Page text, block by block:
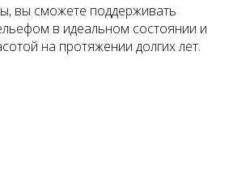
вы сможете поддерживать
в идеальном состоянии и
на протяжении долгих лет.